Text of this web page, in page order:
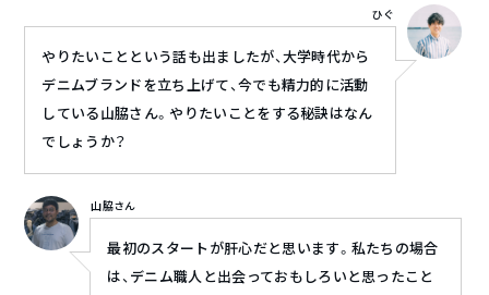
やりたいことという話も出ましたが、大学時代から
デニムブランドを立ち上げて、今でも精力的に活動
している山脇さん。やりたいことをする秘訣はなん
でしょうか？
ひぐ
山脇さん
最初のスタートが肝心だと思います。私たちの場合
は、デニム職人と出会っておもしろいと思ったこと